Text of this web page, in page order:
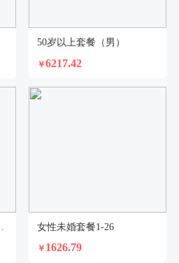
50岁以上套餐（男）
￥6217.42
女性未婚套餐1-26
￥ 1626.79